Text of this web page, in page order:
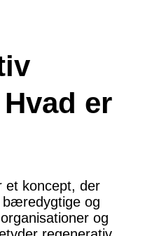
er
et koncept, der
og
og